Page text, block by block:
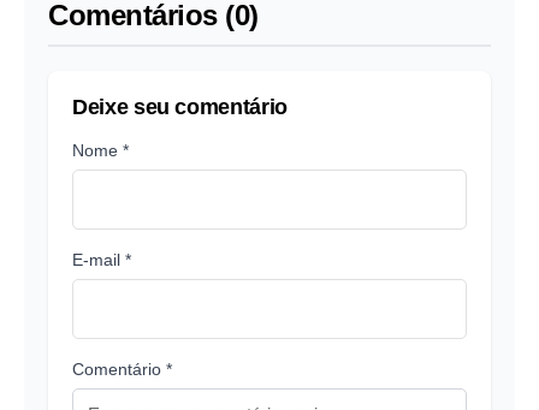
Comentários (0)
Deixe seu comentário
Nome *
E-mail *
Comentário *